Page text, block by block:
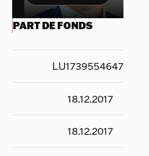
PART DE FONDS
LU1739554647
18.12.2017
18.12.2017